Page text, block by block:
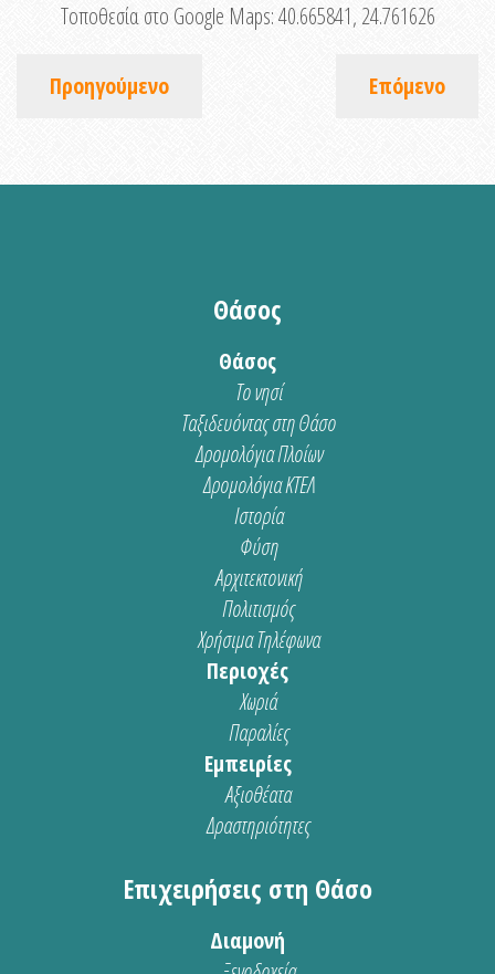
Τοποθεσία στο Google Maps:40.665841, 24.761626
Προηγούμενο Επόμενο
Θάσος
Θάσος
Το νησί
Ταξιδευόντας στη Θάσο
Δρομολόγια Πλοίων
Δρομολόγια ΚΤΕΛ
Ιστορία
Φύση
Αρχιτεκτονική
Πολιτισμός
Χρήσιμα Τηλέφωνα
Περιοχές
Χωριά
Παραλίες
Εμπειρίες
Αξιοθέατα
Δραστηριότητες
Επιχειρήσεις στη Θάσο
Διαμονή